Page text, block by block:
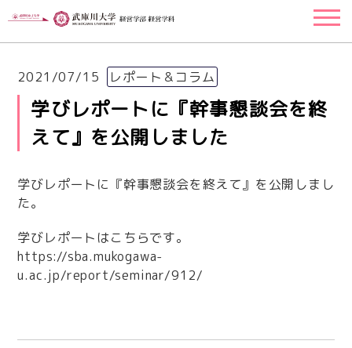
2021/07/15 レポート＆コラム
学びレポートに『幹事懇談会を終
えて』を公開しました
学びレポートに『幹事懇談会を終えて』を公開しまし
た。
学びレポートはこちらです。
https://sba.mukogawa-
u.ac.jp/report/seminar/912/